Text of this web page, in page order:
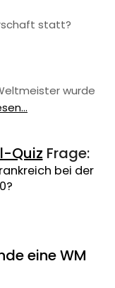
statt?
wurde
Quiz Frage:
bei der
eine WM